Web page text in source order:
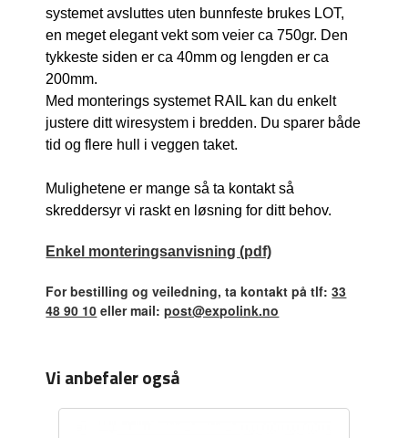
systemet avsluttes uten bunnfeste brukes LOT,
en meget elegant vekt som veier ca 750gr. Den
tykkeste siden er ca 40mm og lengden er ca
200mm.
Med monterings systemet RAIL kan du enkelt
justere ditt wiresystem i bredden. Du sparer både
tid og flere hull i veggen taket.
Mulighetene er mange så ta kontakt så
skreddersyr vi raskt en løsning for ditt behov.
Enkel monteringsanvisning (pdf)
For bestilling og veiledning, ta kontakt på tlf:33
48 90 10 eller mail:post@expolink.no
Vi anbefaler også